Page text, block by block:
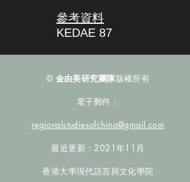
參考資料
KEDAE 87
© 金由美研究團隊版權所有
電子郵件：
regionalstudiesofchina@gmail.com
最近更新：2021年11月
香港大學現代語言與文化學院